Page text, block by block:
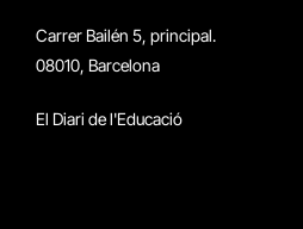
Carrer Bailén 5, principal.
08010, Barcelona
El Diari de l'Educació